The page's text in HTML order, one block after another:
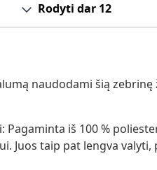
Rodyti dar 12
naudodami šią
iš 100 %
Juos taip pat lengva